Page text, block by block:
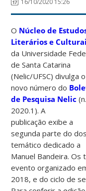
O Núcleo de
Literários e
da Universidade
de Santa Catarina
(Nelic/UFSC) divulga o
novo número do
de Pesquisa Nelic
2020.1). A
publicação exibe a
segunda parte do
temático dedicado a
Manuel Bandeira.
evento organizado
2018, e do ciclo de